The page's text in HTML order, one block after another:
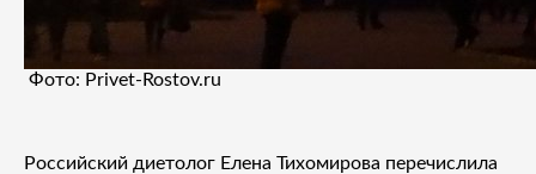
Фото: Privet-Rostov.ru
Российский диетолог Елена Тихомирова перечислила